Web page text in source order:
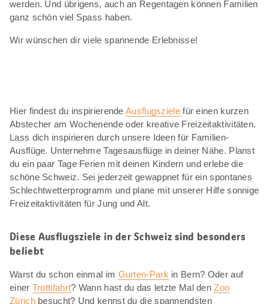
werden. Und übrigens, auch an Regentagen können Familien
ganz schön viel Spass haben.
Wir wünschen dir viele spannende Erlebnisse!
Hier findest du inspirierendeAusflugszielefür einen kurzen
Abstecher am Wochenende oder kreative Freizeitaktivitäten.
Lass dich inspirieren durch unsere Ideen für Familien-
Ausflüge. Unternehme Tagesausflüge in deiner Nähe. Planst
du ein paar Tage Ferien mit deinen Kindern und erlebe die
schöne Schweiz. Sei jederzeit gewappnet für ein spontanes
Schlechtwetterprogramm und plane mit unserer Hilfe sonnige
Freizeitaktivitäten für Jung und Alt.
Diese Ausflugsziele in der Schweiz sind besonders
beliebt
Warst du schon einmal im Gurten-Park in Bern? Oder auf
einer Trottifahrt? Wann hast du das letzte Mal denZoo
Zürichbesucht? Und kennst du die spannendsten